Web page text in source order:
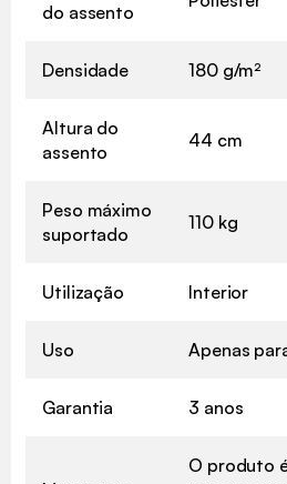
do assento
Densidade 180 g/m²
Altura do
assento
44 cm
Peso máximo
suportado
110 kg
Utilização Interior
Uso Apenas
Garantia 3 anos
O produto